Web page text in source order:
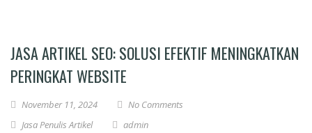
JASA ARTIKEL SEO: SOLUSI EFEKTIF MENINGKATKAN
PERINGKAT WEBSITE
November 11, 2024
No Comments
Jasa Penulis Artikel
admin